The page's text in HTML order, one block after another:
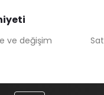
ve değişim